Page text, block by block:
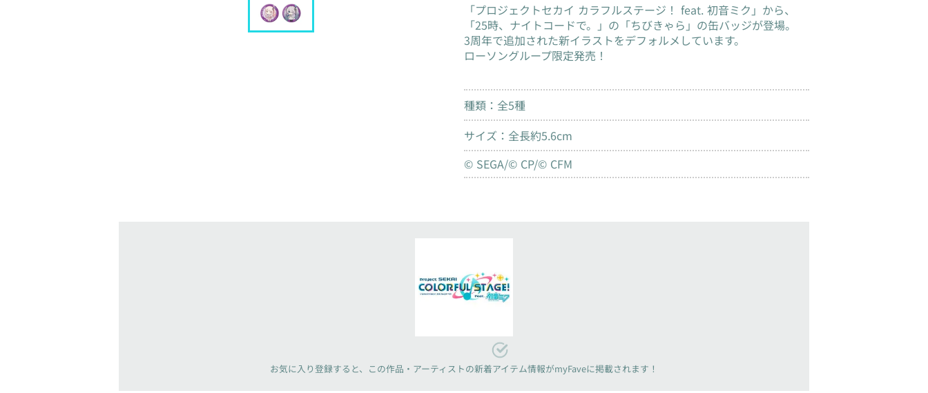
「プロジェクトセカイ カラフルステージ！ feat. 初音ミク」から、
「25時、ナイトコードで。」の「ちびきゃら」の缶バッジが登場。
3周年で追加された新イラストをデフォルメしています。
ローソングループ限定発売！
種類：全5種
サイズ：全長約5.6cm
© SEGA/© CP/© CFM
お気に入り登録すると、 この作品・アーティストの新着アイテム情報がmyFaveに掲載されます！